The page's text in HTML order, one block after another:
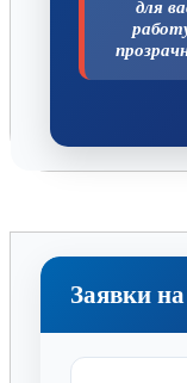
для
Заявки